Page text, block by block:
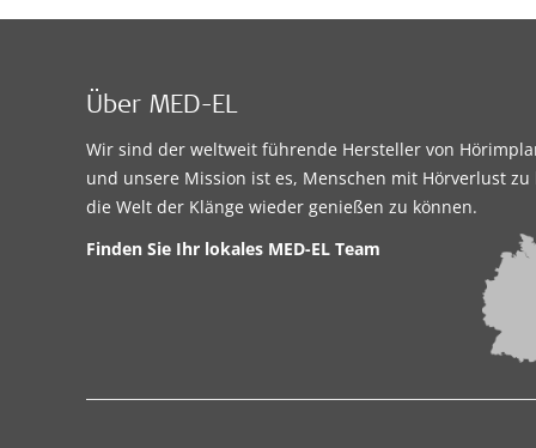
Über MED-EL
Wir sind der weltweit führende Hersteller von
und unsere Mission ist es, Menschen mit Hörverlust zu
die Welt der Klänge wieder genießen zu können.
Finden Sie Ihr lokales MED-EL Team